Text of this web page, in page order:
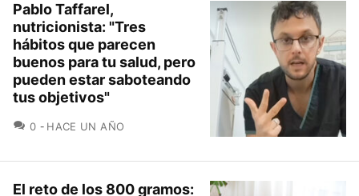
Pablo Taffarel,
nutricionista: "Tres
hábitos que parecen
buenos para tu salud, pero
pueden estar saboteando
tus objetivos"
0 COMENTARIOS
HACE UN AÑO
El reto de los 800 gramos: